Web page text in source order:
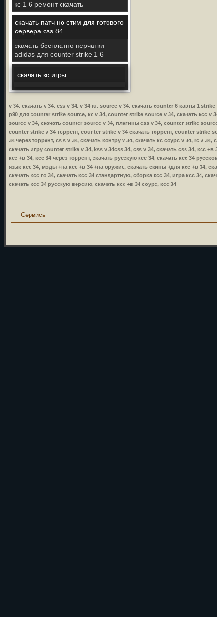
кс 1 6 ремонт скачать
скачать патч но стим для готового
сервера css 84
скачать бесплатно перчатки
adidas для counter strike 1 6
скачать кс игры
v 34, скачать v 34, css v 34, v 34 ru, source v 34, скачать counter 6 карты 1
p90 для counter strike source, кс v 34, counter strike source v 34, скачать ксс v
source v 34, скачать counter source v 34, плагины css v 34, counter strike
counter strike v 34 торрент, counter strike v 34 скачать торрент, counter strike
34 через торрент, cs s v 34, скачать контру v 34, скачать кс соурс v 34, rc v
скачать игру counter strike v 34, kss v 34css 34, css v 34, скачать css 34, ксс +в
ксс +в 34, ксс 34 через торрент, скачать русскую ксс 34, скачать ксс 34
язык ксс 34, моды +на ксс +в 34 +на оружие, скачать скины +для ксс +в 34,
скачать ксс го 34, скачать ксс 34 стандартную, сборка ксс 34, игра ксс 34,
скачать ксс 34 русскую версию, скачать ксс +в 34 соурс, ксс 34
Сервисы